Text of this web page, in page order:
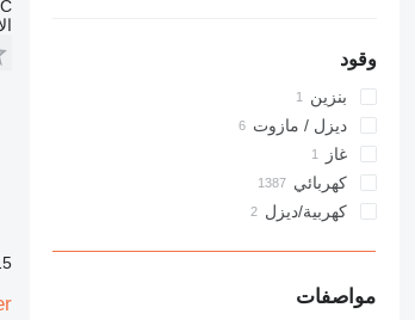
وقود
بنزين
ديزل / مازوت
غاز
كهربائي
كهربية/ديزل
مواصفات